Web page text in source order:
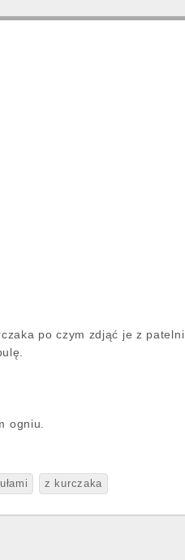
po czym zdjąć je z patelni.
ogniu.
z kurczaka